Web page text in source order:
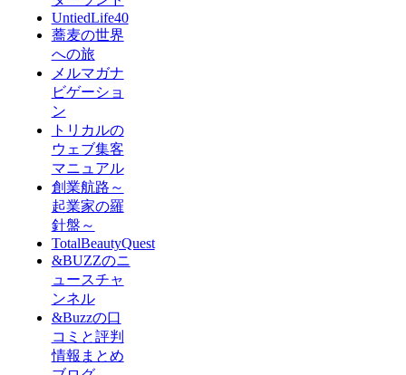
UntiedLife40
蕎麦の世界
への旅
メルマガナ
ビゲーショ
ン
トリカルの
ウェブ集客
マニュアル
創業航路～
起業家の羅
針盤～
TotalBeautyQuest
&BUZZのニ
ュースチャ
ンネル
&Buzzの口
コミと評判
情報まとめ